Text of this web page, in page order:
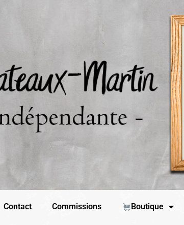
Contact Commissions Boutique